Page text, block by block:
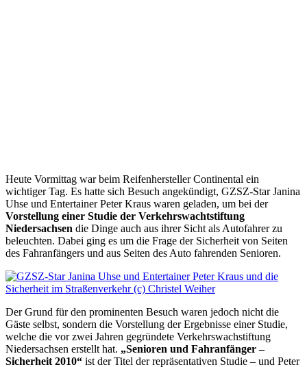
Heute Vormittag war beim Reifenhersteller Continental ein
wichtiger Tag. Es hatte sich Besuch angekündigt, GZSZ-Star Janina
Uhse und Entertainer Peter Kraus waren geladen, um bei der
Vorstellung einer Studie der Verkehrswachtstiftung
Niedersachsen die Dinge auch aus ihrer Sicht als Autofahrer zu
beleuchten. Dabei ging es um die Frage der Sicherheit von Seiten
des Fahranfängers und aus Seiten des Auto fahrenden Senioren.
Der Grund für den prominenten Besuch waren jedoch nicht die
Gäste selbst, sondern die Vorstellung der Ergebnisse einer Studie,
welche die vor zwei Jahren gegründete Verkehrswachstiftung
Niedersachsen erstellt hat. „Senioren und Fahranfänger –
Sicherheit 2010“ ist der Titel der repräsentativen Studie – und Peter